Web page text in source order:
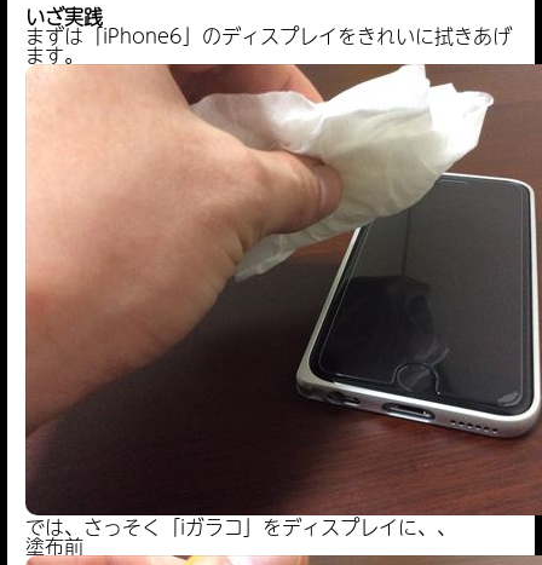
いざ実践
まずは「iPhone6」のディスプレイをきれいに拭きあげ
ます。
では、さっそく「iガラコ」をディスプレイに、、
塗布前